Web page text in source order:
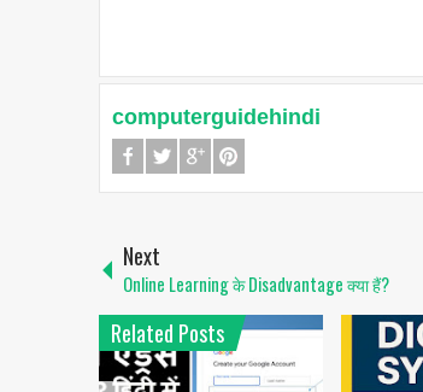
computerguidehindi
Next
Online Learning के Disadvantage क्या हैं?
Related Posts